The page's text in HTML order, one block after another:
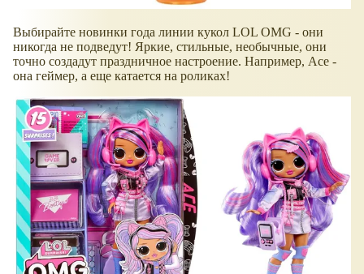
Выбирайте новинки года линии кукол LOL OMG - они
никогда не подведут! Яркие, стильные, необычные, они
точно создадут праздничное настроение. Например, Ace -
она геймер, а еще катается на роликах!